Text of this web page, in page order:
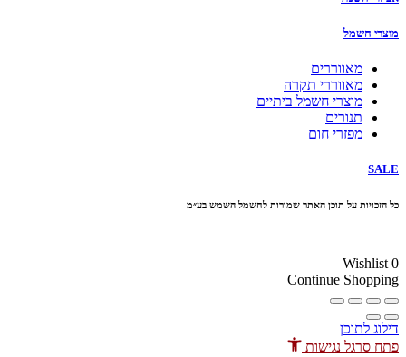
מוצרי חשמל
מאווררים
מאווררי תקרה
מוצרי חשמל ביתיים
תנורים
מפזרי חום
SALE
כל הזכויות על תוכן האתר שמורות לחשמל השמש בע״מ
Wishlist 0
Continue Shopping
דילוג לתוכן
פתח סרגל נגישות